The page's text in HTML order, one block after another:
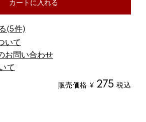
(5件)
お問い合わせ
て
販売価格 ¥ 275 税込